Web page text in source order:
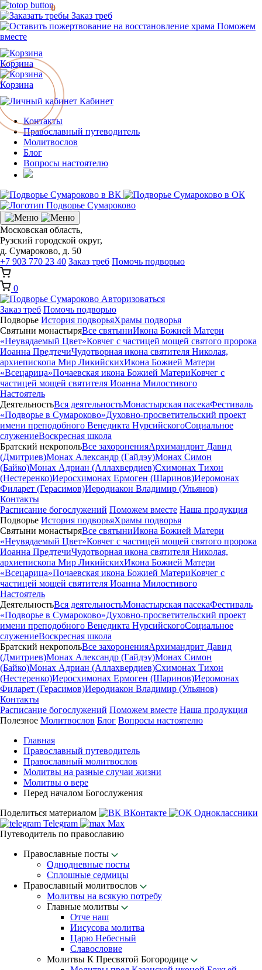
Заказ треб
Поможем
вместе
Корзина
Корзина
0
Кабинет
Контакты
Православный путеводитель
Молитвослов
Блог
Вопросы настоятелю
Московская область,
Рузский городской округ,
д. Сумароково, д. 50
+7 903 770 23 40 Заказ треб Помочь подворью
0
Авторизоваться
Заказ треб Помочь подворью
Подворье История подворьяХрамы подворья
Святыни монастыряВсе святыниИкона Божией Матери
«Неувядаемый Цвет»Ковчег с частицей мощей святого пророка
Иоанна ПредтечиЧудотворная икона святителя Николая,
архиепископа Мир ЛикийскихИкона Божией Матери
«Всецарица»Почаевская икона Божией МатериКовчег с
частицей мощей святителя Иоанна Милостивого
Настоятель
ДеятельностьВся деятельностьМонастырская пасекаФестиваль
«Подворье в Сумароково»Духовно-просветительский проект
имени преподобного Венедикта НурсийскогоСоциальное
служениеВоскресная школа
Братский некропольВсе захороненияАрхимандрит Давид
(Дмитриев)Монах Александр (Гайдэу)Монах Симон
(Байко)Монах Адриан (Аллахвердиев)Схимонах Тихон
(Нестеренко)Иеросхимонах Ермоген (Шаринов)Иеромонах
Филарет (Герасимов)Иеродиакон Владимир (Ульянов)
Контакты
Расписание богослужений Поможем вместе Наша продукция
Подворье История подворьяХрамы подворья
Святыни монастыряВсе святыниИкона Божией Матери
«Неувядаемый Цвет»Ковчег с частицей мощей святого пророка
Иоанна ПредтечиЧудотворная икона святителя Николая,
архиепископа Мир ЛикийскихИкона Божией Матери
«Всецарица»Почаевская икона Божией МатериКовчег с
частицей мощей святителя Иоанна Милостивого
Настоятель
ДеятельностьВся деятельностьМонастырская пасекаФестиваль
«Подворье в Сумароково»Духовно-просветительский проект
имени преподобного Венедикта НурсийскогоСоциальное
служениеВоскресная школа
Братский некропольВсе захороненияАрхимандрит Давид
(Дмитриев)Монах Александр (Гайдэу)Монах Симон
(Байко)Монах Адриан (Аллахвердиев)Схимонах Тихон
(Нестеренко)Иеросхимонах Ермоген (Шаринов)Иеромонах
Филарет (Герасимов)Иеродиакон Владимир (Ульянов)
Контакты
Расписание богослужений Поможем вместе Наша продукция
Полезное Молитвослов Блог Вопросы настоятелю
Главная
Православный путеводитель
Православный молитвослов
Молитвы на разные случаи жизни
Молитвы о вере
Перед началом Богослужения
Поделиться материалом
ВКонтакте
Одноклассники
Telegram
Max
Путеводитель по православию
Православные посты
Однодневные посты
Сплошные седмицы
Православный молитвослов
Молитвы на всякую потребу
Главные молитвы
Отче наш
Иисусова молитва
Царю Небесный
Славословие
Молитвы К Пресвятой Богородице